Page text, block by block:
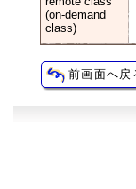
(on-demand
class)